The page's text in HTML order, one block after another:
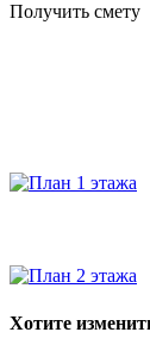
Получить смету
Хотите